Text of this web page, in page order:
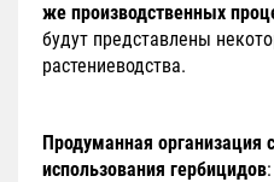
же производственных
будут представлены
растениеводства.
Продуманная организация
использования гербицидов